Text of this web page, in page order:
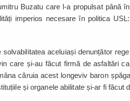
Buzatu care l-a propulsat până
imperios necesare în politica
aceluiași denunțător
care și-au făcut firmă de asfaltări
căruia acest longeviv baron
și organele abilitate și-ar fi făcut